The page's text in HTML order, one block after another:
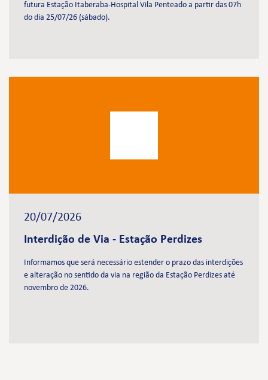
futura Estação Itaberaba-Hospital Vila Penteado a partir das 07h
do dia 25/07/26 (sábado).
20/07/2026
Interdição de Via - Estação Perdizes
Informamos que será necessário estender o prazo das interdições
e alteração no sentido da via na região da Estação Perdizes até
novembro de 2026.